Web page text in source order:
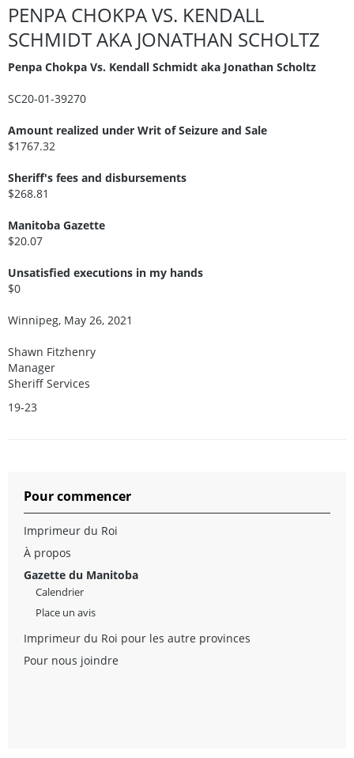
PENPA CHOKPA VS. KENDALL
SCHMIDT AKA JONATHAN SCHOLTZ
Penpa Chokpa Vs. Kendall Schmidt aka Jonathan Scholtz
SC20-01-39270
Amount realized under Writ of Seizure and Sale
$1767.32
Sheriff's fees and disbursements
$268.81
Manitoba Gazette
$20.07
Unsatisfied executions in my hands
$0
Winnipeg, May 26, 2021
Shawn Fitzhenry
Manager
Sheriff Services
19-23
Pour commencer
Imprimeur du Roi
À propos
Gazette du Manitoba
Calendrier
Place un avis
Imprimeur du Roi pour les autre provinces
Pour nous joindre